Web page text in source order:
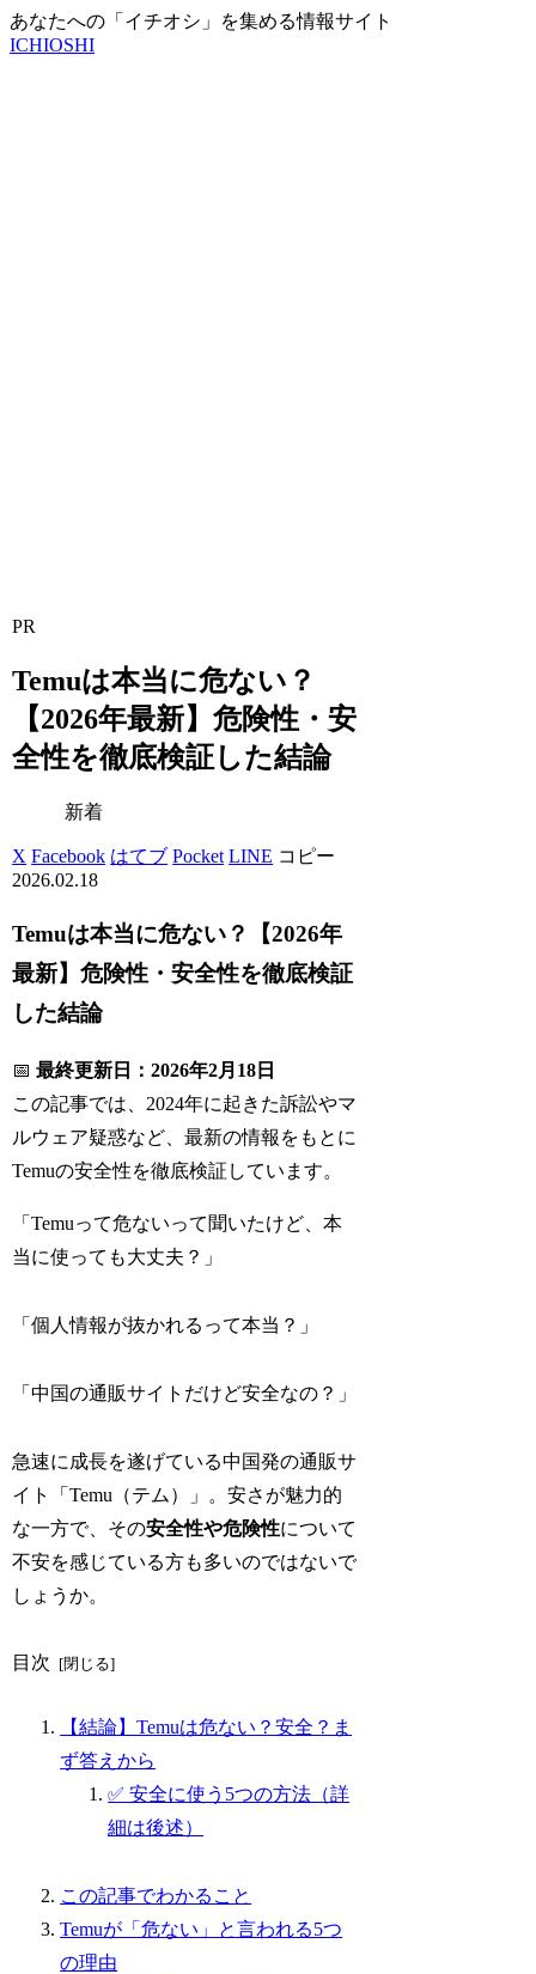
あなたへの「イチオシ」を集める情報サイト
ICHIOSHI
PR
Temuは本当に危ない？
【2026年最新】危険性・安
全性を徹底検証した結論
新着
X Facebook はてブ Pocket LINE コピー
2026.02.18
Temuは本当に危ない？【2026年
最新】危険性・安全性を徹底検証
した結論
📅最終更新日：2026年2月18日
この記事では、2024年に起きた訴訟やマ
ルウェア疑惑など、最新の情報をもとに
Temuの安全性を徹底検証しています。
「Temuって危ないって聞いたけど、本
当に使っても大丈夫？」
「個人情報が抜かれるって本当？」
「中国の通販サイトだけど安全なの？」
急速に成長を遂げている中国発の通販サ
イト「Temu（テム）」。安さが魅力的
な一方で、その安全性や危険性について
不安を感じている方も多いのではないで
しょうか。
目次
【結論】Temuは危ない？安全？ま
ず答えから
✅ 安全に使う5つの方法（詳
細は後述）
この記事でわかること
Temuが「危ない」と言われる5つ
の理由